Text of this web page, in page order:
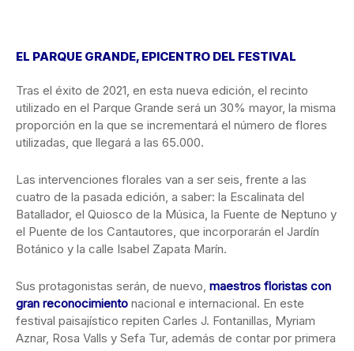
EL PARQUE GRANDE, EPICENTRO DEL FESTIVAL
Tras el éxito de 2021, en esta nueva edición, el recinto
utilizado en el Parque Grande será un 30% mayor, la misma
proporción en la que se incrementará el número de flores
utilizadas, que llegará a las 65.000.
Las intervenciones florales van a ser seis, frente a las
cuatro de la pasada edición, a saber: la Escalinata del
Batallador, el Quiosco de la Música, la Fuente de Neptuno y
el Puente de los Cantautores, que incorporarán el Jardín
Botánico y la calle Isabel Zapata Marín.
Sus protagonistas serán, de nuevo, maestros floristas con
gran reconocimiento nacional e internacional. En este
festival paisajístico repiten Carles J. Fontanillas, Myriam
Aznar, Rosa Valls y Sefa Tur, además de contar por primera